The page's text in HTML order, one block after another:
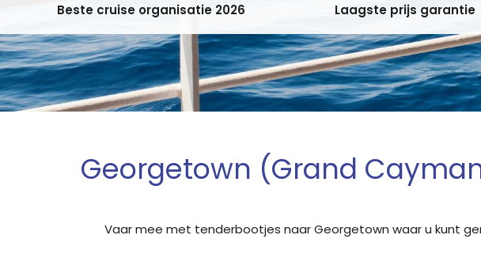
Beste cruise organisatie 2026 Laagste prijs garantie
Georgetown (Grand
Vaar mee met tenderbootjes naar Georgetown waar u kunt